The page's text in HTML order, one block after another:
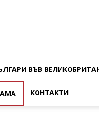
ВЪВ
КОНТАКТИ